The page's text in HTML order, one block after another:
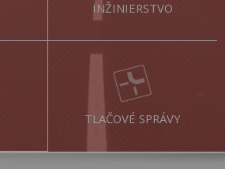
INŽINIERSTVO
TLAČOVÉ SPRÁVY